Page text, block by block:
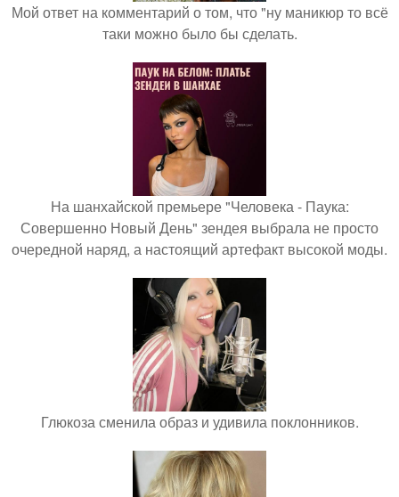
Мой ответ на комментарий о том, что "ну маникюр то всё
таки можно было бы сделать.
На шанхайской премьере "Человека - Паука:
Совершенно Новый День" зендея выбрала не просто
очередной наряд, а настоящий артефакт высокой моды.
Глюкоза сменила образ и удивила поклонников.